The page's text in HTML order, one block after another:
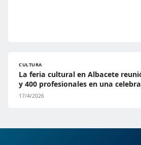
CULTURA
La feria cultural en Albacete
y 400 profesionales en una
17/4/2026